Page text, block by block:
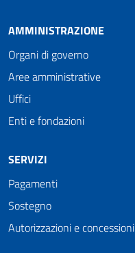
AMMINISTRAZIONE
Organi di governo
Aree amministrative
Uffici
Enti e fondazioni
SERVIZI
Pagamenti
Sostegno
Autorizzazioni e concessioni